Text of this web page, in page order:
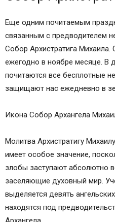
Еще одним почитаемым
связанным с предводителем
Собор Архистратига Михаила.
ежегодно в ноябре месяце. В
почитаются все бесплотные
защищают нас ежедневно в
Икона Собор Архангела
Молитва Архистратигу
имеет особое значение,
злобы заступают абсолютно
заселяющие духовный мир.
выделяется девять
находятся под